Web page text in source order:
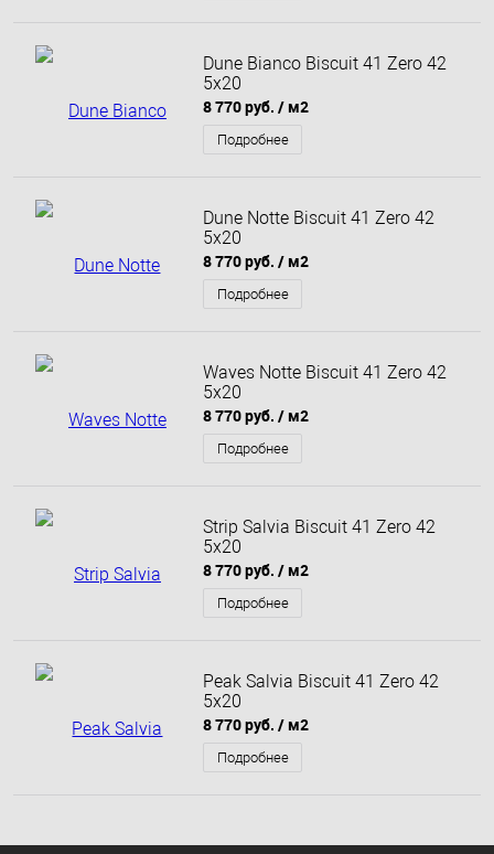
Dune Bianco Biscuit 41 Zero 42
5x20
8 770 руб. / м2
Подробнее
Dune Notte Biscuit 41 Zero 42
5x20
8 770 руб. / м2
Подробнее
Waves Notte Biscuit 41 Zero 42
5x20
8 770 руб. / м2
Подробнее
Strip Salvia Biscuit 41 Zero 42
5x20
8 770 руб. / м2
Подробнее
Peak Salvia Biscuit 41 Zero 42
5x20
8 770 руб. / м2
Подробнее